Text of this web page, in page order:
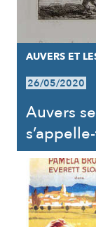
AUVERS ET
26/05/2020
Auvers